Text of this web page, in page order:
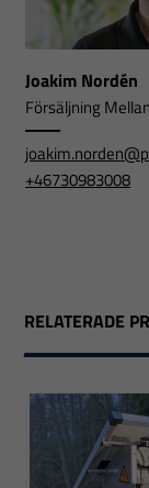
Joakim Nordén
Försäljning
+46730983008
RELATERADE